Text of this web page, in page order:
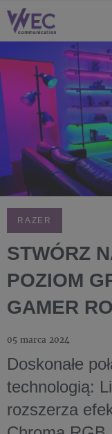
RAZER
STWÓRZ
POZIOM
GAMER
05 marca 2024
Doskonałe
technologią:
rozszerza